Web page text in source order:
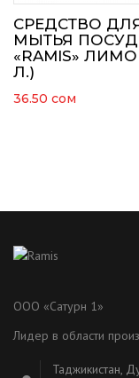
СРЕДСТВО
МЫТЬЯ
«RAMIS»
Л.)
36.50 сом
ООО «Сатурн 1»
Лидер в области
Таджикистан,